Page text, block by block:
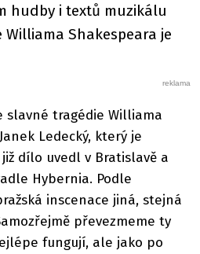
hudby i textů muzikálu
Shakespeara je
slavné tragédie Williama
Ledecký, který je
dílo uvedl v Bratislavě a
Hybernia. Podle
inscenace jiná, stejná
převezmeme ty
fungují, ale jako po